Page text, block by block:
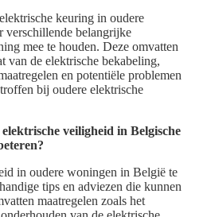
keuring in oudere
belangrijke
mee te houden. Deze omvatten
van de elektrische bekabeling,
en potentiële problemen
bij oudere elektrische
veiligheid in Belgische
in oudere woningen in België te
tips en adviezen die kunnen
maatregelen zoals het